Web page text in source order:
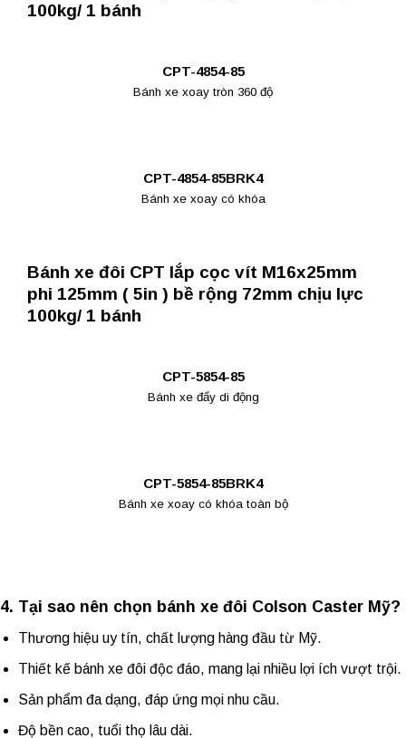
100kg/ 1 bánh
CPT-4854-85
Bánh xe xoay tròn 360 độ
CPT-4854-85BRK4
Bánh xe xoay có khóa
Bánh xe đôi CPT lắp cọc vít M16x25mm
phi 125mm ( 5in ) bề rộng 72mm chịu lực
100kg/ 1 bánh
CPT-5854-85
Bánh xe đẩy di động
CPT-5854-85BRK4
Bánh xe xoay có khóa toàn bộ
4. Tại sao nên chọn bánh xe đôi Colson Caster Mỹ?
Thương hiệu uy tín, chất lượng hàng đầu từ Mỹ.
Thiết kế bánh xe đôi độc đáo, mang lại nhiều lợi ích vượt trội.
Sản phẩm đa dạng, đáp ứng mọi nhu cầu.
Độ bền cao, tuổi thọ lâu dài.